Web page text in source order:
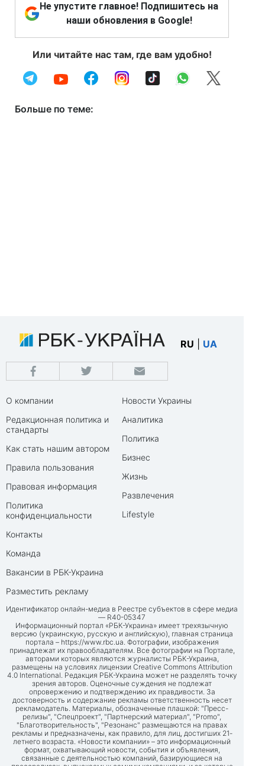
Не упустите главное! Подпишитесь на
наши обновления в Google!
Или читайте нас там, где вам удобно!
Больше по теме:
RU UA
О компании
Редакционная политика и
стандарты
Как стать нашим автором
Правила пользования
Правовая информация
Политика
конфиденциальности
Контакты
Команда
Вакансии в РБК-Украина
Разместить рекламу
Новости Украины
Аналитика
Политика
Бизнес
Жизнь
Развлечения
Lifestyle
Идентификатор онлайн-медиа в Реестре субъектов в сфере медиа
— R40-05347
Информационный портал «РБК-Украина» имеет трехязычную
версию (украинскую, русскую и английскую), главная страница
портала – https://www.rbc.ua. Фотографии, изображения
принадлежат их правообладателям. Все фотографии на Портале,
авторами которых являются журналисты РБК-Украина,
размещены на условиях лицензии Creative Commons Attribution
4.0 International. Редакция РБК-Украина может не разделять точку
зрения авторов. Оценочные суждения не подлежат
опровержению и подтверждению их правдивости. За
достоверность и содержание рекламы ответственность несет
рекламодатель. Материалы, обозначенные плашкой: "Пресс-
релизы", "Спецпроект", "Партнерский материал", "Promo",
"Благотворительность", "Резонанс" размещаются на правах
рекламы и предназначены, как правило, для лиц, достигших 21-
летнего возраста. «Новости компании» – это информационный
формат, охватывающий новости, события и объявления,
связанные с деятельностью компаний, базирующиеся на